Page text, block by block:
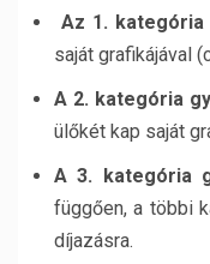
Az 1. kategória
saját grafikájával
A 2. kategória
ülőkét kap saját
A 3. kategória
függően, a többi
díjazásra.